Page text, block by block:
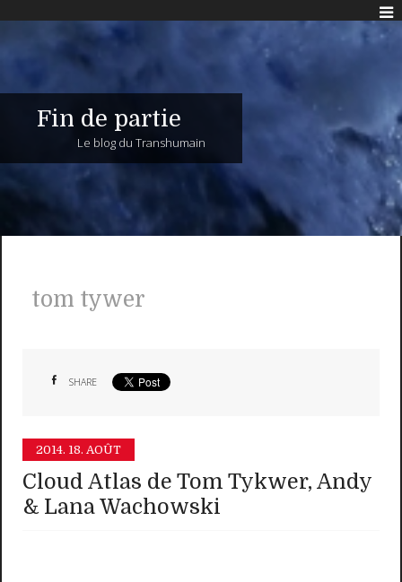
Fin de partie
Le blog du Transhumain
tom tywer
SHARE
2014. 18. AOÛT
Cloud Atlas de Tom Tykwer, Andy
& Lana Wachowski